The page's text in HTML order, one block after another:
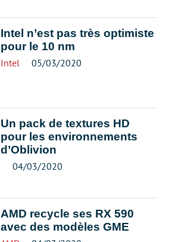
Intel n’est pas très optimiste
pour le 10 nm
Intel 05/03/2020
Un pack de textures HD
pour les environnements
d’Oblivion
04/03/2020
AMD recycle ses RX 590
avec des modèles GME